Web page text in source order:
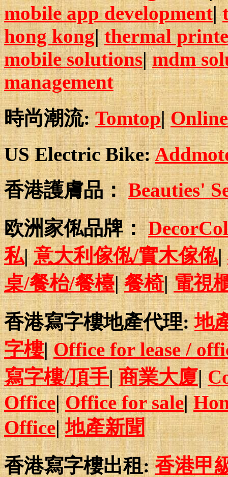
mobile app development|
hong kong|thermal
mobile solutions|mdm
management
時尚潮流:Tomtop|
US Electric Bike:
香港護膚品： Beauties'
欧洲家俬品牌：
私|意大利傢俬/實木傢俬|
桌/餐枱/餐檯|餐椅|電視
香港寫字樓地產代理:地
字樓|Office for lease /
寫字樓/頂手|商業大廈|
Office|Office for sale|
Office|地產新聞
香港寫字樓出租:香港甲